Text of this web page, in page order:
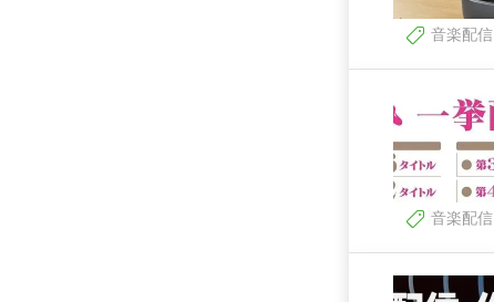
音楽配信
音楽配信